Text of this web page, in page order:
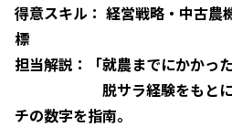
得意スキル： 経営戦略・中古農
標
担当解説：「就農までにかかっ
脱サラ経験をもとに、
チの数字を指南。